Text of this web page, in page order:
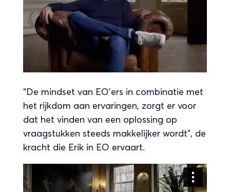
“De mindset van EO’ers in combinatie met
het rijkdom aan ervaringen, zorgt er voor
dat het vinden van een oplossing op
vraagstukken steeds makkelijker wordt”, de
kracht die Erik in EO ervaart.